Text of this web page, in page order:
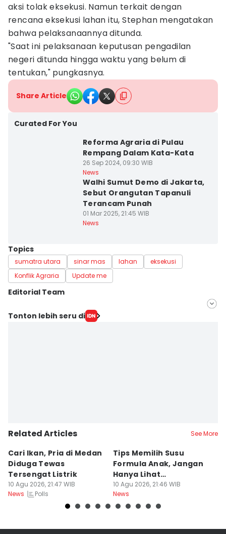
aksi tolak eksekusi. Namun terkait dengan
rencana eksekusi lahan itu, Stephan mengatakan
bahwa pelaksanaannya ditunda.
"Saat ini pelaksanaan keputusan pengadilan
negeri ditunda hingga waktu yang belum di
tentukan," pungkasnya.
Share Article
Curated For You
Reforma Agraria di Pulau
Rempang Dalam Kata-Kata
26 Sep 2024, 09:30 WIB
News
Walhi Sumut Demo di Jakarta,
Sebut Orangutan Tapanuli
Terancam Punah
01 Mar 2025, 21:45 WIB
News
Topics
sumatra utara sinar mas lahan
eksekusi
Konflik Agraria
Update me
Editorial Team
Editor
Tonton lebih seru di
Related Articles See More
Cari Ikan, Pria di Medan
Diduga Tewas
Tersengat Listrik
10 Agu 2026, 21:47 WIB
News
Polls
Tips Memilih Susu
Formula Anak, Jangan
Hanya Lihat
Kandungannya
10 Agu 2026, 21:46 WIB
News